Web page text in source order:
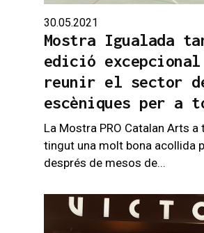
30.05.2021
Mostra Igualada
edició
reunir el sector
escèniques per a
La Mostra PRO Catalan Arts
tingut una molt bona acollida
després de mesos de...